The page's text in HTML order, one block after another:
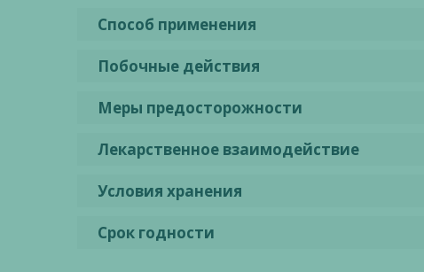
Способ применения
Побочные действия
Меры предосторожности
Лекарственное взаимодействие
Условия хранения
Срок годности